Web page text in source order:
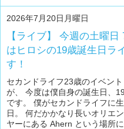
2026年7月20日月曜日
【ライブ】 今週の土曜日
はヒロシの19歳誕生日ラ
す！
セカンドライフ23歳のイベン
が、 今度は僕自身の誕生日、
です。 僕がセカンドライフに
日。 何だかかなり長いオリエ
ヤーにある Ahern という場所に